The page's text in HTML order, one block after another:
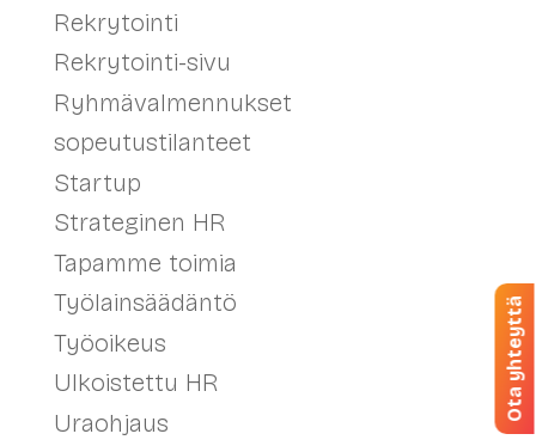
Rekrytointi
Rekrytointi-sivu
Ryhmävalmennukset
sopeutustilanteet
Startup
Strateginen HR
Tapamme toimia
Työlainsäädäntö
Työoikeus
Ulkoistettu HR
Uraohjaus
Ota yhteyttä